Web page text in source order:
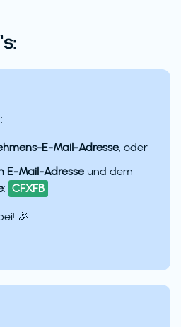
E-Mail-Adresse, oder
E-Mail-Adresse und dem
: CFXFB
🎉